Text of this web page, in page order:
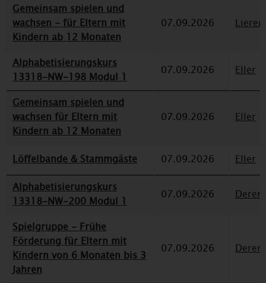
Gemeinsam spielen und
wachsen - für Eltern mit
Kindern ab 12 Monaten
07.09.2026
Alphabetisierungskurs
13318-NW-198 Modul 1
07.09.2026 Eller
Gemeinsam spielen und
wachsen für Eltern mit
Kindern ab 12 Monaten
07.09.2026 Eller
Löffelbande & Stammgäste 07.09.2026
Eller
Alphabetisierungskurs
13318-NW-200 Modul 1
07.09.2026
Spielgruppe - Frühe
Förderung für Eltern mit
Kindern von 6 Monaten bis 3
Jahren
07.09.2026